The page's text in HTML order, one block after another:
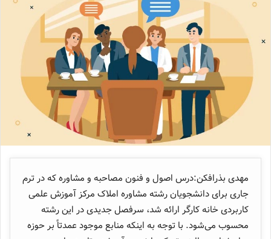
مهدی بذرافکن:درس اصول و فنون مصاحبه و مشاوره که در ترم
جاری برای دانشجویان رشته مشاوره املاک مرکز آموزش علمی
کاربردی خانه کارگر ارائه شد، سرفصل جدیدی در این رشته
محسوب می‌شود. با توجه به اینکه منابع موجود عمدتاً بر حوزه‌